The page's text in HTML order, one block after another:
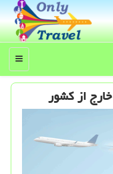
منو
از كشور